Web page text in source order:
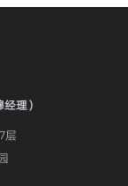
经理）
层